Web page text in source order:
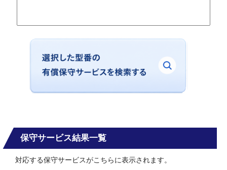
保守サービス結果一覧
対応する保守サービスがこちらに表示されます。